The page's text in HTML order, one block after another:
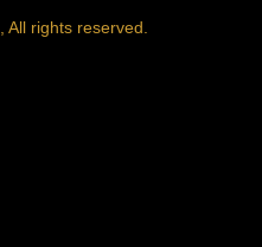
rights reserved.